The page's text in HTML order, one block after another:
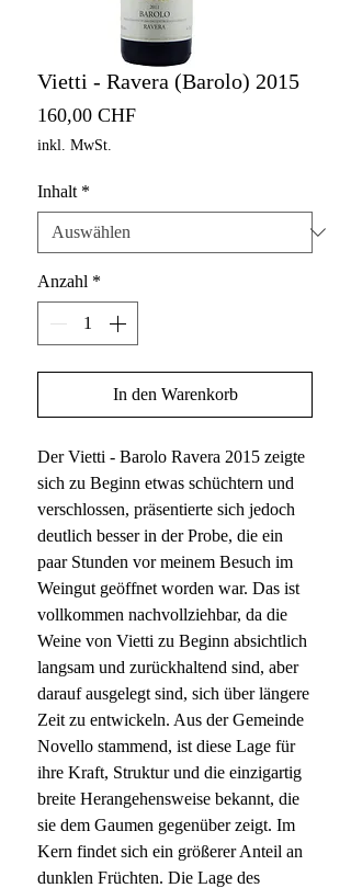
Vietti - Ravera (Barolo) 2015
160,00 CHFPreis
inkl. MwSt.
Inhalt *
Anzahl *
In den Warenkorb
Der Vietti - Barolo Ravera 2015 zeigte
sich zu Beginn etwas schüchtern und
verschlossen, präsentierte sich jedoch
deutlich besser in der Probe, die ein
paar Stunden vor meinem Besuch im
Weingut geöffnet worden war. Das ist
vollkommen nachvollziehbar, da die
Weine von Vietti zu Beginn absichtlich
langsam und zurückhaltend sind, aber
darauf ausgelegt sind, sich über längere
Zeit zu entwickeln. Aus der Gemeinde
Novello stammend, ist diese Lage für
ihre Kraft, Struktur und die einzigartig
breite Herangehensweise bekannt, die
sie dem Gaumen gegenüber zeigt. Im
Kern findet sich ein größerer Anteil an
dunklen Früchten. Die Lage des